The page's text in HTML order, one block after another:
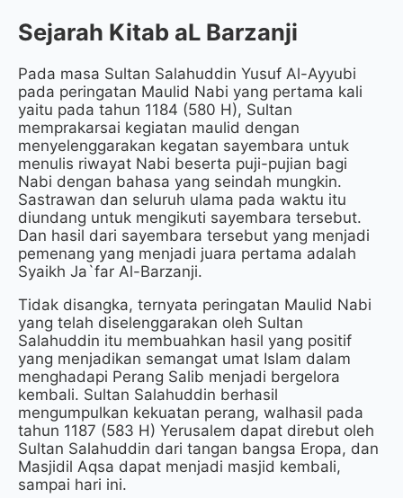
Sejarah Kitab aL Barzanji
Pada masa Sultan Salahuddin Yusuf Al-Ayyubi
pada peringatan Maulid Nabi yang pertama kali
yaitu pada tahun 1184 (580 H), Sultan
memprakarsai kegiatan maulid dengan
menyelenggarakan kegatan sayembara untuk
menulis riwayat Nabi beserta puji-pujian bagi
Nabi dengan bahasa yang seindah mungkin.
Sastrawan dan seluruh ulama pada waktu itu
diundang untuk mengikuti sayembara tersebut.
Dan hasil dari sayembara tersebut yang menjadi
pemenang yang menjadi juara pertama adalah
Syaikh Ja`far Al-Barzanji.
Tidak disangka, ternyata peringatan Maulid Nabi
yang telah diselenggarakan oleh Sultan
Salahuddin itu membuahkan hasil yang positif
yang menjadikan semangat umat Islam dalam
menghadapi Perang Salib menjadi bergelora
kembali. Sultan Salahuddin berhasil
mengumpulkan kekuatan perang, walhasil pada
tahun 1187 (583 H) Yerusalem dapat direbut oleh
Sultan Salahuddin dari tangan bangsa Eropa, dan
Masjidil Aqsa dapat menjadi masjid kembali,
sampai hari ini.